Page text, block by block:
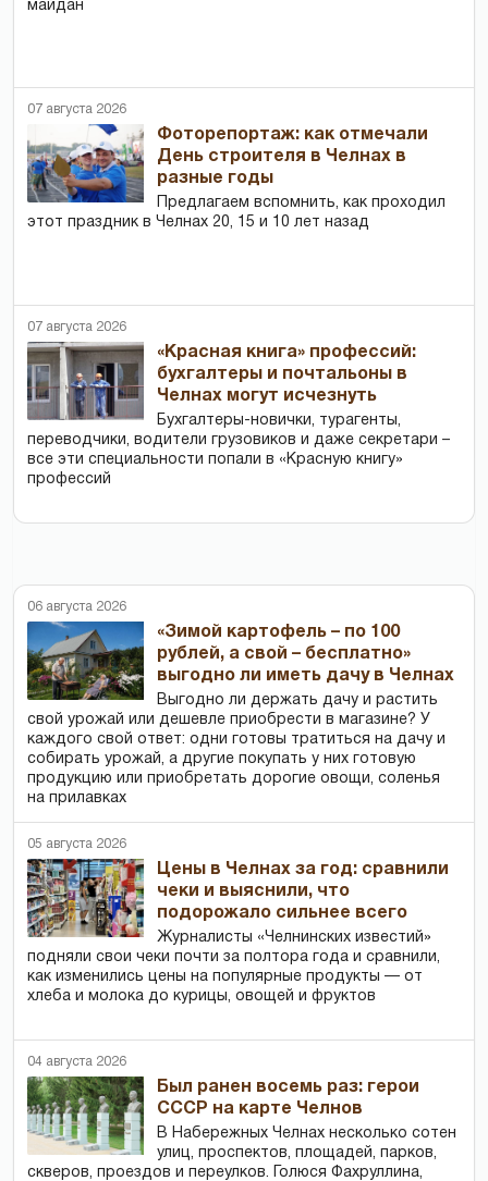
майдан
07 августа 2026
Фоторепортаж: как отмечали
День строителя в Челнах в
разные годы
Предлагаем вспомнить, как проходил
этот праздник в Челнах 20, 15 и 10 лет назад
07 августа 2026
«Красная книга» профессий:
бухгалтеры и почтальоны в
Челнах могут исчезнуть
Бухгалтеры-новички, тур­агенты,
переводчики, водители грузовиков и даже секретари –
все эти специальности попали в «Красную книгу»
профессий
06 августа 2026
«Зимой картофель – по 100
рублей, а свой – бесплатно»
выгодно ли иметь дачу в Челнах
Выгодно ли держать дачу и растить
свой урожай или дешевле приобрести в магазине? У
каждого свой ответ: одни готовы тратиться на дачу и
собирать урожай, а другие покупать у них готовую
продукцию или приобретать дорогие овощи, соленья
на прилавках
05 августа 2026
Цены в Челнах за год: сравнили
чеки и выяснили, что
подорожало сильнее всего
Журналисты «Челнинских известий»
подняли свои чеки почти за полтора года и сравнили,
как изменились цены на популярные продукты — от
хлеба и молока до курицы, овощей и фруктов
04 августа 2026
Был ранен восемь раз: герои
СССР на карте Челнов
В Набережных Челнах несколько сотен
улиц, проспектов, площадей, парков,
скверов, проездов и переулков. Голюся Фахруллина,